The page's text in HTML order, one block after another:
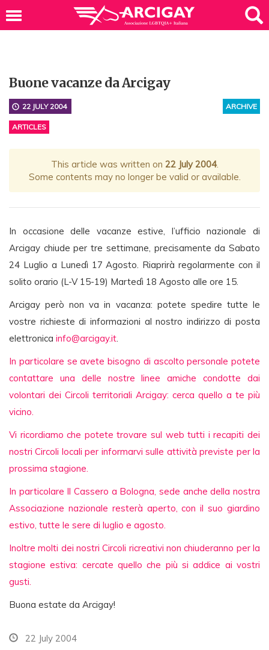
Buone vacanze da Arcigay
ARCHIVE
22 JULY 2004
ARTICLES
This article was written on 22 July 2004.
Some contents may no longer be valid or available.
In occasione delle vacanze estive, l’ufficio nazionale di
Arcigay chiude per tre settimane, precisamente da Sabato
24 Luglio a Lunedì 17 Agosto. Riaprirà regolarmente con il
solito orario (L-V 15-19) Martedì 18 Agosto alle ore 15.
Arcigay però non va in vacanza: potete spedire tutte le
vostre richieste di informazioni al nostro indirizzo di posta
elettronica info@arcigay.it.
In particolare se avete bisogno di ascolto personale potete
contattare una delle nostre linee amiche condotte dai
volontari dei Circoli territoriali Arcigay: cerca quello a te più
vicino.
Vi ricordiamo che potete trovare sul web tutti i recapiti dei
nostri Circoli locali per informarvi sulle attività previste per la
prossima stagione.
In particolare Il Cassero a Bologna, sede anche della nostra
Associazione nazionale resterà aperto, con il suo giardino
estivo, tutte le sere di luglio e agosto.
Inoltre molti dei nostri Circoli ricreativi non chiuderanno per la
stagione estiva: cercate quello che più si addice ai vostri
gusti.
Buona estate da Arcigay!
22 July 2004